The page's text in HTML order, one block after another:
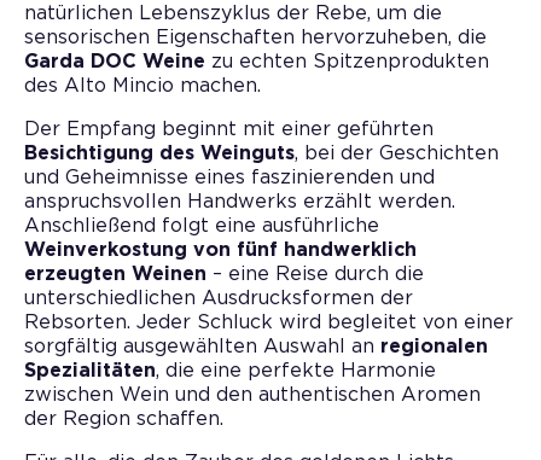
natürlichen Lebenszyklus der Rebe, um die
sensorischen Eigenschaften hervorzuheben, die
Garda DOC Weine zu echten Spitzenprodukten
des Alto Mincio machen.
Der Empfang beginnt mit einer geführten
Besichtigung des Weinguts, bei der Geschichten
und Geheimnisse eines faszinierenden und
anspruchsvollen Handwerks erzählt werden.
Anschließend folgt eine ausführliche
Weinverkostung von fünf handwerklich
erzeugten Weinen – eine Reise durch die
unterschiedlichen Ausdrucksformen der
Rebsorten. Jeder Schluck wird begleitet von einer
sorgfältig ausgewählten Auswahl an regionalen
Spezialitäten, die eine perfekte Harmonie
zwischen Wein und den authentischen Aromen
der Region schaffen.